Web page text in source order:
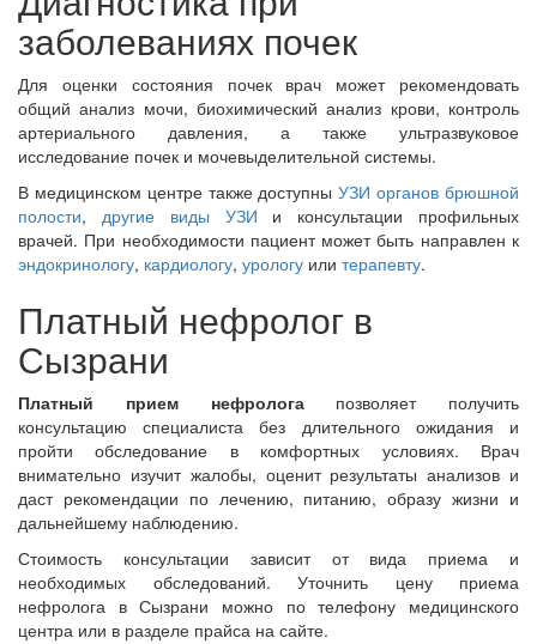
заболеваниях почек
Для оценки состояния почек врач может рекомендовать
общий анализ мочи, биохимический анализ крови, контроль
артериального давления, а также ультразвуковое
исследование почек и мочевыделительной системы.
В медицинском центре также доступныУЗИ органов брюшной
полости, другие виды УЗИ и консультации профильных
врачей. При необходимости пациент может быть направлен к
эндокринологу, кардиологу, урологу или терапевту.
Платный нефролог в
Сызрани
Платный прием нефрологапозволяет получить
консультацию специалиста без длительного ожидания и
пройти обследование в комфортных условиях. Врач
внимательно изучит жалобы, оценит результаты анализов и
даст рекомендации по лечению, питанию, образу жизни и
дальнейшему наблюдению.
Стоимость консультации зависит от вида приема и
необходимых обследований. Уточнить цену приема
нефролога в Сызрани можно по телефону медицинского
центра или в разделе прайса на сайте.